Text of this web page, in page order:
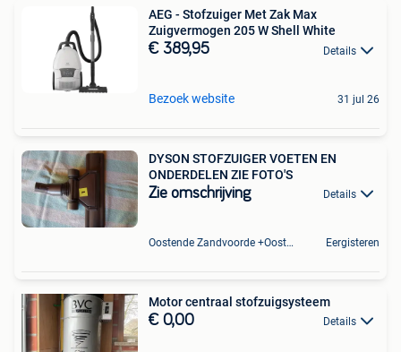
AEG - Stofzuiger Met Zak Max
Zuigvermogen 205 W Shell White
€ 389,95 Details
Bezoek website 31 jul 26
DYSON STOFZUIGER VOETEN EN
ONDERDELEN ZIE FOTO'S
Zie omschrijving Details
Oostende Zandvoorde +Oostende Eergisteren
Motor centraal stofzuigsysteem
€ 0,00 Details